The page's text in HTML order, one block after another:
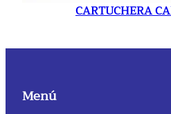
CARTUCHERA
Menú